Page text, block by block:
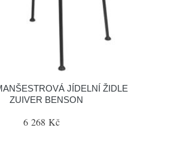
JÍDELNÍ ŽIDLE
ZUIVER BENSON
6 268 Kč